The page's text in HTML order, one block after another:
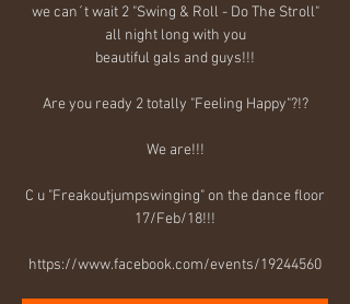
we can´t wait 2 "Swing & Roll - Do The Stroll"
all night long with you
beautiful gals and guys!!!
Are you ready 2 totally "Feeling Happy"?!?
We are!!!
C u "Freakoutjumpswinging" on the dance floor
17/Feb/18!!!
https://www.facebook.com/events/19244560